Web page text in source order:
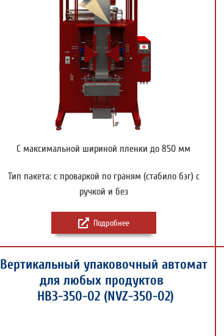
С максимальной шириной пленки до 850 мм
Тип пакета: с проваркой по граням (стабило бэг) с
ручкой и без
Подробнее
Вертикальный упаковочный автомат
для любых продуктов
НВЗ-350-02 (NVZ-350-02)